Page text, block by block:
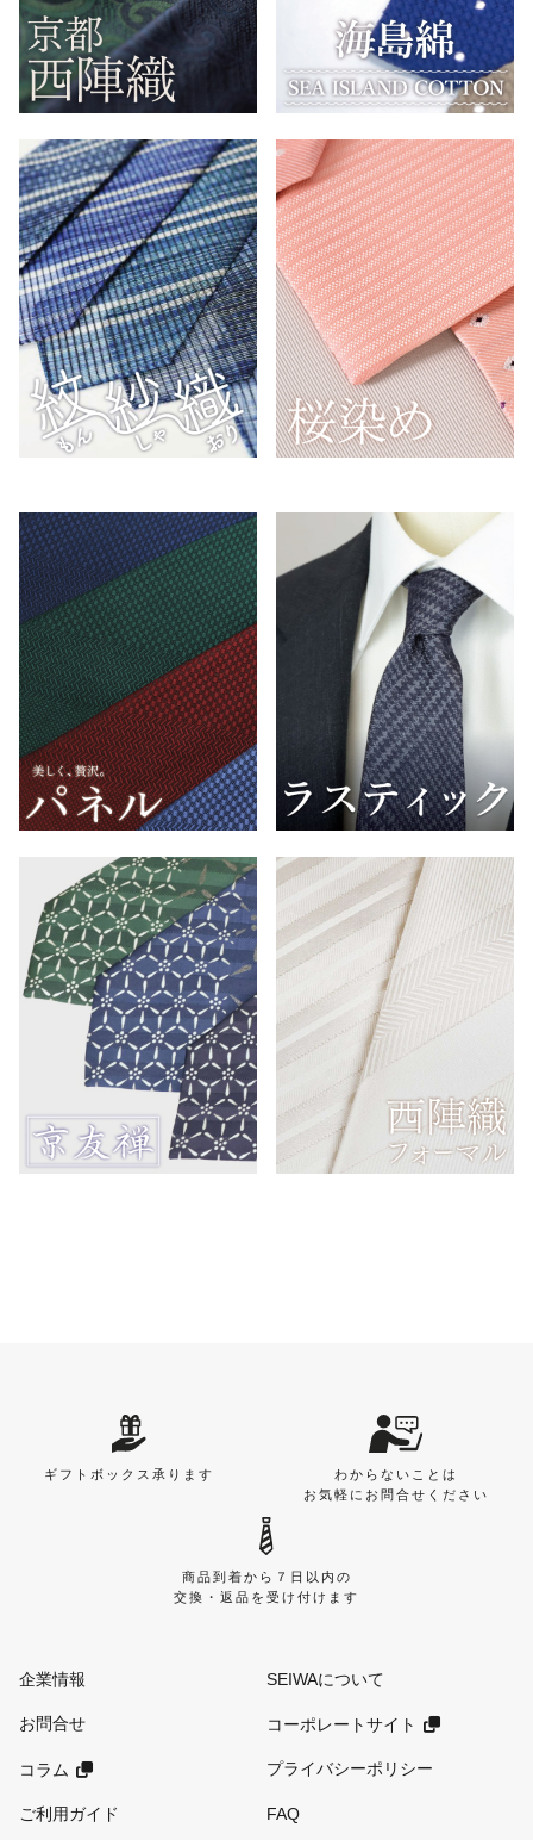
ギフトボックス承ります
わからないことは
お気軽にお問合せください
商品到着から７日以内の
交換・返品を受け付けます
企業情報 SEIWAについて
お問合せ コーポレートサイト
コラム プライバシーポリシー
ご利用ガイド FAQ